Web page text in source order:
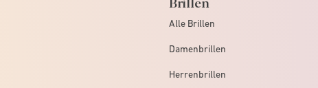
Alle Brillen
Damenbrillen
Herrenbrillen